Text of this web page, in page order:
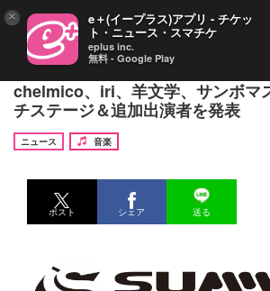
『サマソニ』渋谷すばる、TAHITI
chelmico、iri、羊文学、サンボ
チステージ＆追加出演者を発表
ニュース
音楽
ポスト シェア 送る
× e＋(イープラス)アプリ - チケッ
ト・ニュース・スマチケ
eplus inc.
無料 - Google Play